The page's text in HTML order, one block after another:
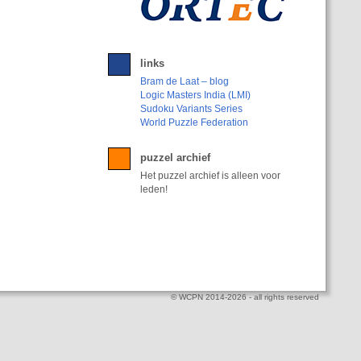
links
Bram de Laat – blog
Logic Masters India (LMI)
Sudoku Variants Series
World Puzzle Federation
puzzel archief
Het puzzel archief is alleen voor
leden!
© WCPN 2014-2026 - all rights reserved